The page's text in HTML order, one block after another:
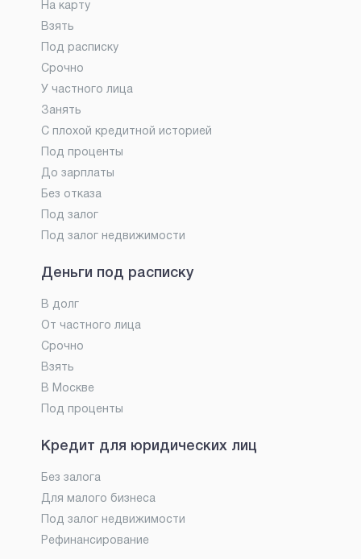
На карту
Взять
Под расписку
Срочно
У частного лица
Занять
С плохой кредитной историей
Под проценты
До зарплаты
Без отказа
Под залог
Под залог недвижимости
Деньги под расписку
В долг
От частного лица
Срочно
Взять
В Москве
Под проценты
Кредит для юридических лиц
Без залога
Для малого бизнеса
Под залог недвижимости
Рефинансирование